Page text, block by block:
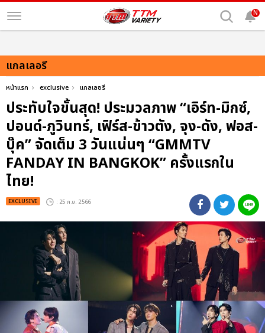
N
แกลเลอรี
หน้าแรก exclusive แกลเลอรี
ประทับใจขั้นสุด! ประมวลภาพ “เอิร์ท-มิกซ์,
ปอนด์-ภูวินทร์, เฟิร์ส-ข้าวตัง, จุง-ดัง, ฟอส-
บุ๊ค” จัดเต็ม 3 วันแน่นๆ “GMMTV
FANDAY IN BANGKOK” ครั้งแรกใน
ไทย!
EXCLUSIVE : 25 ก.ย. 2566